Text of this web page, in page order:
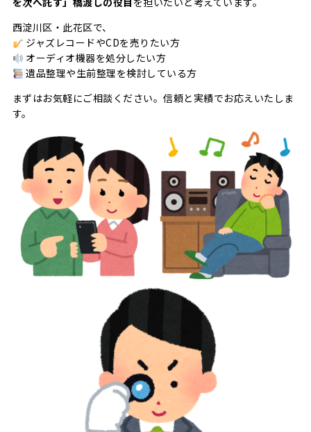
西淀川区・此花区で、
ジャズレコードやCDを売りたい方
オーディオ機器を処分したい方
遺品整理や生前整理を検討している方
まずはお気軽にご相談ください。信頼と実績でお応えいたしま
す。